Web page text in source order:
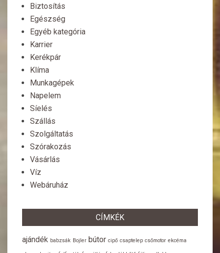
Biztosítás
Egészség
Egyéb kategória
Karrier
Kerékpár
Klíma
Munkagépek
Napelem
Síelés
Szállás
Szolgáltatás
Szórakozás
Vásárlás
Víz
Webáruház
CÍMKÉK
ajándék babzsák Bojler bútor cipő csaptelep csőmotor ekcéma